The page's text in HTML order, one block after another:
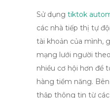
Sử dụng tiktok
các nhà tiếp thị tự
tài khoản của mình,
mạng lưới người
nhiều cơ hội hơn để
hàng tiềm năng.
thập thông tin từ